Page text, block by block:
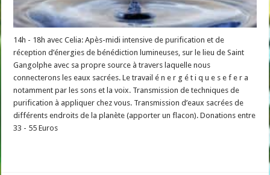
14h - 18h avec Celia: Apès-midi intensive de purification et de
réception d’énergies de bénédiction lumineuses, sur le lieu de Saint
Gangolphe avec sa propre source à travers laquelle nous
connecterons les eaux sacrées. Le travail é n e r g é t i q u e s e f e r a
notamment par les sons et la voix. Transmission de techniques de
purification à appliquer chez vous. Transmission d’eaux sacrées de
différents endroits de la planète (apporter un flacon). Donations entre
33 - 55 Euros